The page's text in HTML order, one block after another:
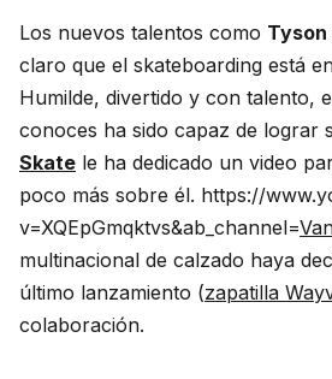
Los nuevos talentos como Tyson
claro que el skateboarding está
Humilde, divertido y con talento,
conoces ha sido capaz de lograr
Skate le ha dedicado un video
poco más sobre él. https://
v=XQEpGmqktvs&ab_channel=
multinacional de calzado haya
último lanzamiento (zapatilla
colaboración.